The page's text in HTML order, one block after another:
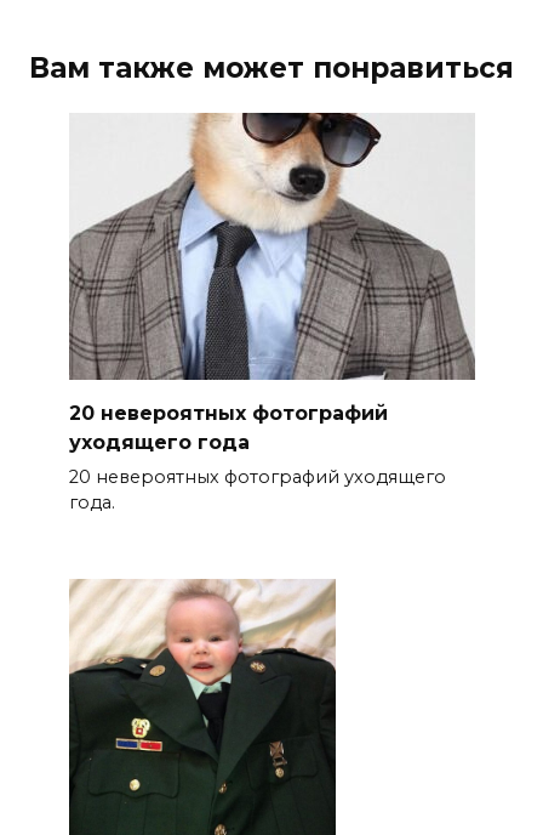
Вам также может понравиться
20 невероятных фотографий
уходящего года
20 невероятных фотографий уходящего
года.